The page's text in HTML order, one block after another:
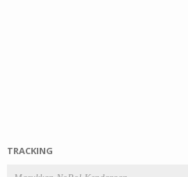
TRACKING